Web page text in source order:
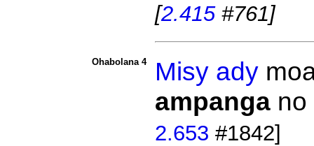
[2.415#761]
Ohabolana 4 Misy ady
ampangano
2.653 #1842]